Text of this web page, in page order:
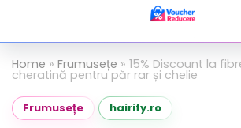
Home » Frumusețe » 15% Discount la
cheratină pentru păr rar și chelie
Frumusețe hairify.ro